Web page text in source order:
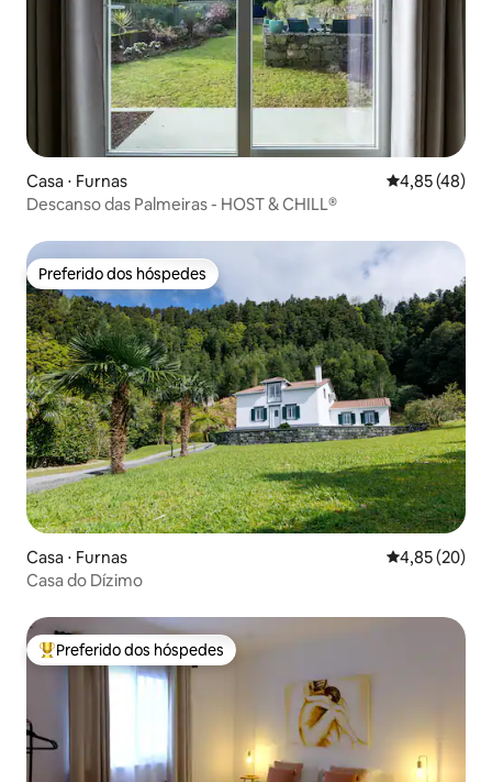
Casa ⋅ Furnas 4,85 de uma
4,85 (48)
Descanso das Palmeiras - HOST & CHILL®
Preferido dos hóspedes
Preferido dos hóspedes
Casa ⋅ Furnas 4,85 de uma
4,85 (20)
Casa do Dízimo
Entre os melhores preferidos dos hóspedes
Preferido dos hóspedes